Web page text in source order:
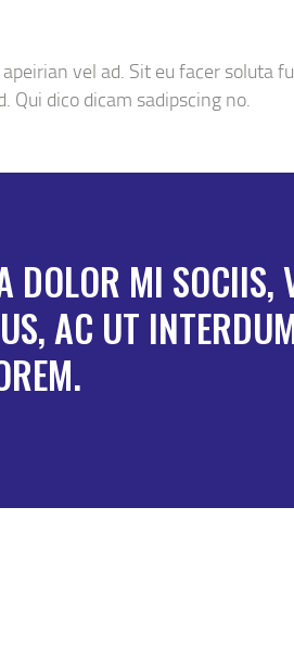
vel ad. Sit eu facer soluta
dico dicam sadipscing no.
DOLOR MI SOCIIS,
AC UT